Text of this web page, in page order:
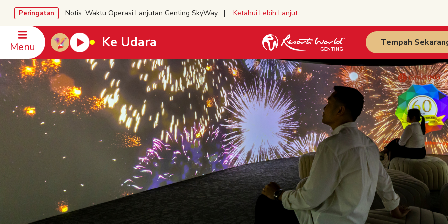
Peringatan Notis: Waktu Operasi Lanjutan Genting SkyWay | Ketahui Lebih Lanjut
Menu Ke Udara Tempah